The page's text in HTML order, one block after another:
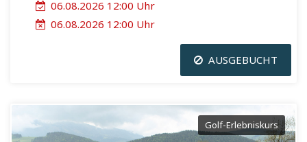
06.08.2026 12:00 Uhr
06.08.2026 12:00 Uhr
AUSGEBUCHT
Golf-Erlebniskurs